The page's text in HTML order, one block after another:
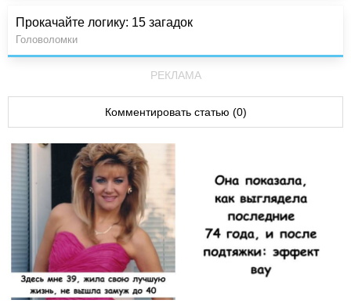
Прокачайте логику: 15 загадок
Головоломки
РЕКЛАМА
Комментировать статью (0)